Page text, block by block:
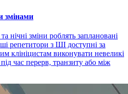
змінами
нічні зміни роблять заплановані
репетитори з ШІ доступні за
клініцистам виконувати невеликі
час перерв, транзиту або між